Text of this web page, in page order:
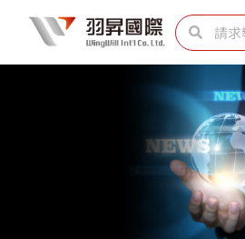
内
SearchSearch